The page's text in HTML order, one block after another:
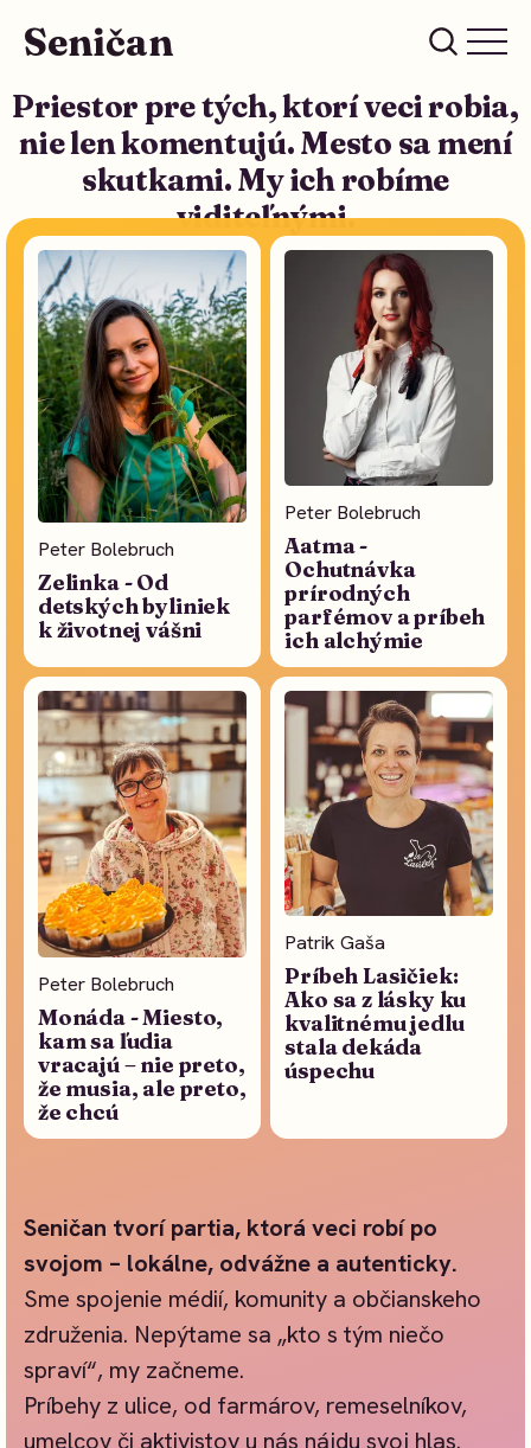
Seničan
Priestor pre tých, ktorí veci robia,
nie len komentujú. Mesto sa mení
skutkami. My ich robíme
viditeľnými.
Peter Bolebruch
Zelinka - Od
detských byliniek
k životnej vášni
Peter Bolebruch
Aatma -
Ochutnávka
prírodných
parfémov a príbeh
ich alchýmie
Peter Bolebruch
Monáda - Miesto,
kam sa ľudia
vracajú – nie preto,
že musia, ale preto,
že chcú
Patrik Gaša
Príbeh Lasičiek:
Ako sa z lásky ku
kvalitnému jedlu
stala dekáda
úspechu
Seničan tvorí partia, ktorá veci robí po
svojom – lokálne, odvážne a autenticky.
Sme spojenie médií, komunity a občianskeho
združenia. Nepýtame sa „kto s tým niečo
spraví“, my začneme.
Príbehy z ulice, od farmárov, remeselníkov,
umelcov či aktivistov u nás nájdu svoj hlas.